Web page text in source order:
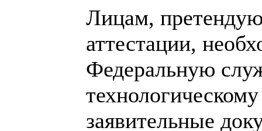
Лицам,
аттестации,
Федеральную
заявительные